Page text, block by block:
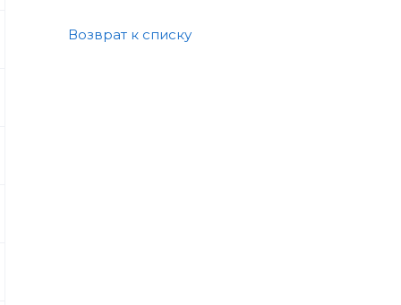
Возврат к списку